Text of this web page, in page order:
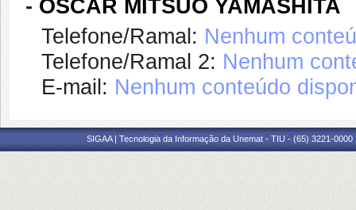
- OSCAR MITSUO YAMASHITA
Telefone/Ramal: Nenhum
Telefone/Ramal 2: Nenhum
E-mail: Nenhum conteúdo
SIGAA | Tecnologia da Informação da Unemat - TIU - (65) 3221-